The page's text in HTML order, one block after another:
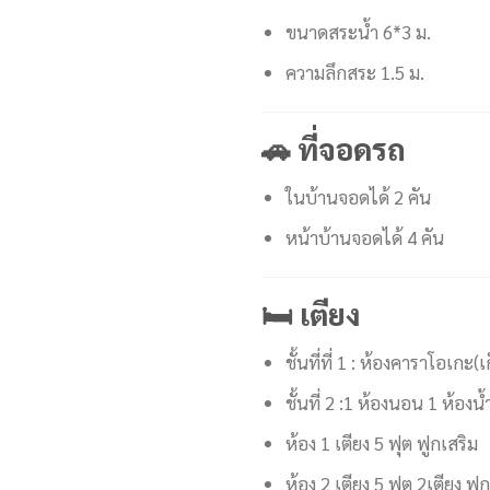
ขนาดสระน้ำ 6*3 ม.
ความลึกสระ 1.5 ม.
🚗 ที่จอดรถ
ในบ้านจอดได้ 2 คัน
หน้าบ้านจอดได้ 4 คัน
🛏️ เตียง
ชั้นที่ที่ 1 : ห้องคาราโอเกะ(เ
ชั้นที่ 2 :1 ห้องนอน 1 ห้องน้
ห้อง 1 เตียง 5 ฟุต ฟูกเสริม
ห้อง 2 เตียง 5 ฟุต 2เตียง ฟู